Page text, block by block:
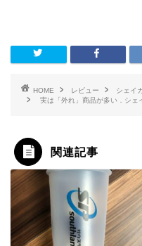
HOME レビュー
シェイ
実は「外れ」商品が多い．シェ
関連記事